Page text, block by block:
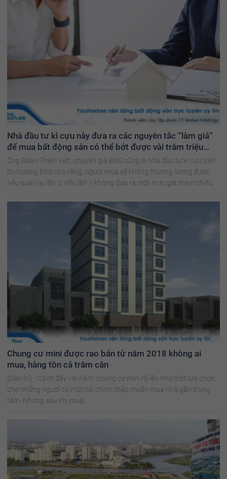
Nhà đầu tư kì cựu này đưa ra các nguyên tắc “làm giá”
để mua bất động sản có thể bớt được vài trăm triệu
đồng
Ông Đoàn Thiên Việt, chuyên gia BĐS cũng là nhà đầu tư kì cựu trên
thị trường BĐS cho rằng, người mua sẽ không thương lượng được
nếu quay lại lần 2, nếu lần 1 không đưa ra một mức giá tham chiếu.
Chung cư mini được rao bán từ năm 2018 không ai
mua, hàng tồn cả trăm căn
(Dân trí) - Cách đây vài năm, chung cư mini rộ lên như một lựa chọn
cho những người có mức tài chính thấp muốn mua nhà gần trung
tâm. Nhưng sau khi mua,